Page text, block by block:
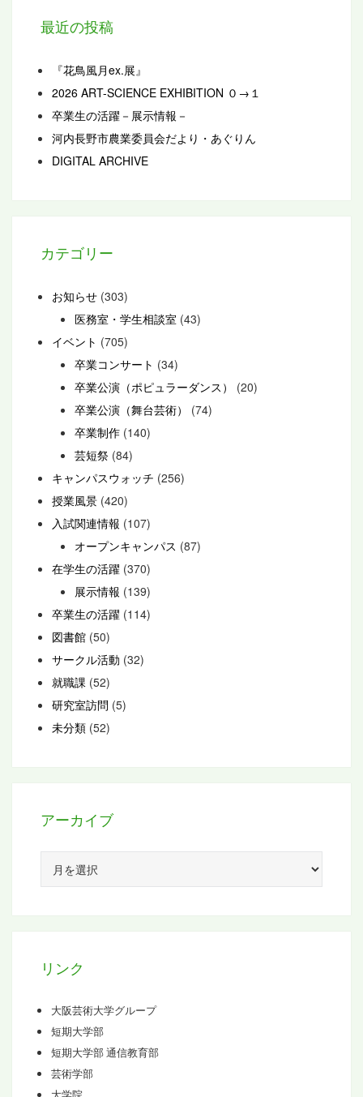
最近の投稿
『花鳥風月ex.展』
2026 ART-SCIENCE EXHIBITION ０→１
卒業生の活躍－展示情報－
河内長野市農業委員会だより・あぐりん
DIGITAL ARCHIVE
カテゴリー
お知らせ (303)
医務室・学生相談室 (43)
イベント (705)
卒業コンサート (34)
卒業公演（ポピュラーダンス）
(20)
卒業公演（舞台芸術）
(74)
卒業制作 (140)
芸短祭 (84)
キャンパスウォッチ (256)
授業風景 (420)
入試関連情報 (107)
オープンキャンパス (87)
在学生の活躍 (370)
展示情報 (139)
卒業生の活躍 (114)
図書館 (50)
サークル活動 (32)
就職課 (52)
研究室訪問 (5)
未分類 (52)
アーカイブ
カ
リンク
大阪芸術大学グループ
短期大学部
短期大学部 通信教育部
芸術学部